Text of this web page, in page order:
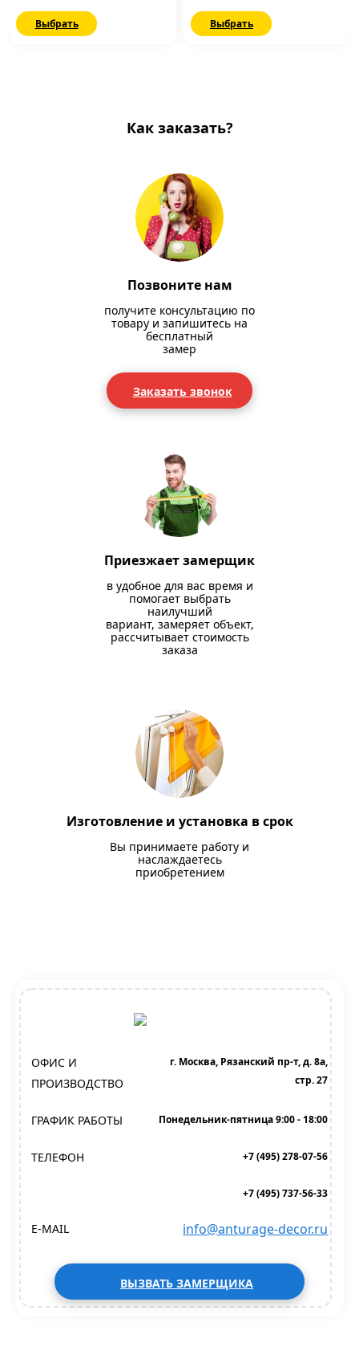
Выбрать Выбрать
Как заказать?
Позвоните нам
получите консультацию по
товару и запишитесь на
бесплатный
замер
Заказать звонок
Приезжает замерщик
в удобное для вас время и
помогает выбрать
наилучший
вариант, замеряет объект,
рассчитывает стоимость
заказа
Изготовление и установка в срок
Вы принимаете работу и
наслаждаетесь
приобретением
ОФИС И
ПРОИЗВОДСТВО
г. Москва, Рязанский пр-т, д. 8а,
стр. 27
ГРАФИК РАБОТЫ Понедельник-пятница 9:00 - 18:00
ТЕЛЕФОН +7 (495) 278-07-56
+7 (495) 737-56-33
E-MAIL info@anturage-decor.ru
ВЫЗВАТЬ ЗАМЕРЩИКА